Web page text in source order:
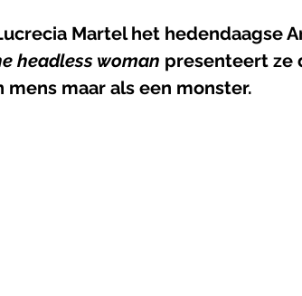
Martel het hedendaagse
headless woman presenteert ze
maar als een monster.